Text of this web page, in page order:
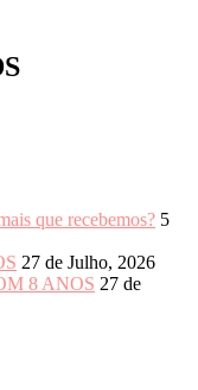
que recebemos? 5
27 de Julho, 2026
8 ANOS 27 de